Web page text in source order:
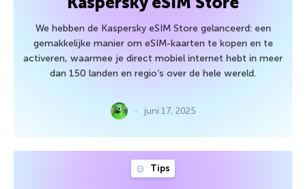
We hebben de Kaspersky eSIM Store gelanceerd: een
gemakkelijke manier om eSIM-kaarten te kopen en te
activeren, waarmee je direct mobiel internet hebt in meer
dan 150 landen en regio’s over de hele wereld.
juni 17, 2025
Tips